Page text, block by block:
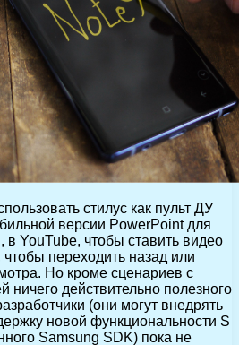
стилус как пульт ДУ
версии PowerPoint для
YouTube, чтобы ставить видео
чтобы переходить назад или
Но кроме сценариев с
ничего действительно полезного
(они могут внедрять
новой функциональности S
Samsung SDK) пока не